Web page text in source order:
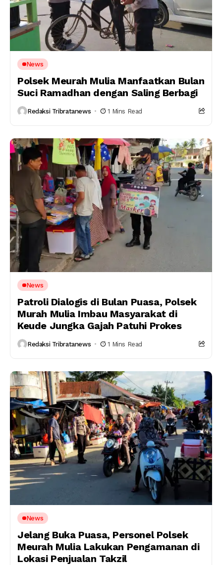
News
Polsek Meurah Mulia Manfaatkan Bulan
Suci Ramadhan dengan Saling Berbagi
Redaksi Tribratanews 1 Mins Read
News
Patroli Dialogis di Bulan Puasa, Polsek
Murah Mulia Imbau Masyarakat di
Keude Jungka Gajah Patuhi Prokes
Redaksi Tribratanews 1 Mins Read
News
Jelang Buka Puasa, Personel Polsek
Meurah Mulia Lakukan Pengamanan di
Lokasi Penjualan Takzil